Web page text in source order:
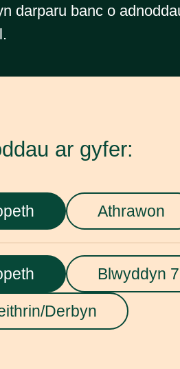
darparu banc o
ar gyfer:
Athrawon
Blwyddyn
Derbyn